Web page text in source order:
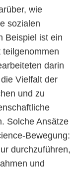
wie
sozialen
Beispiel ist ein
darin
Vielfalt der
und zu
Solche Ansätze
Bewegung:
durchzuführen,
und